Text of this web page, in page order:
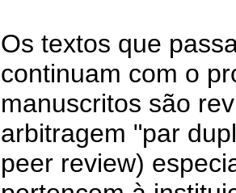
Os textos que
continuam com o
manuscritos são
arbitragem "par
peer review)